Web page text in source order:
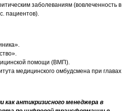
заболеваниям (вовлеченность в
пациентов).
помощи (ВМП).
медицинского омбудсмена при главах
как антикризисного менеджера в